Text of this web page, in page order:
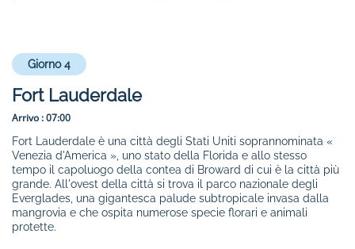
Giorno 4
Fort Lauderdale
Arrivo :07:00
Fort Lauderdale è una città degli Stati Uniti soprannominata «
Venezia d'America », uno stato della Florida e allo stesso
tempo il capoluogo della contea di Broward di cui è la città più
grande. All'ovest della città si trova il parco nazionale degli
Everglades, una gigantesca palude subtropicale invasa dalla
mangrovia e che ospita numerose specie florari e animali
protette.